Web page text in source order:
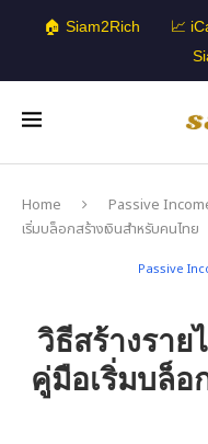
🏠 Siam2Rich 📈
Home Passive
เริ่มบล็อกสร้างเงินสำหรับคนไทย
Passive
วิธีสร้างราย
คู่มือเริ่มบล็อ